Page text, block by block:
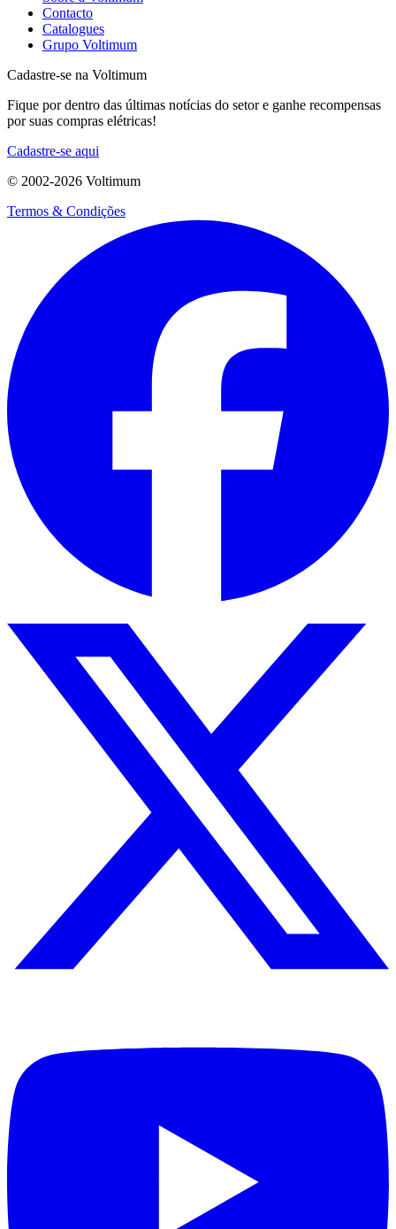
Contacto
Catalogues
Grupo Voltimum
Cadastre-se na Voltimum
Fique por dentro das últimas notícias do setor e ganhe recompensas
por suas compras elétricas!
Cadastre-se aqui
© 2002-2026 Voltimum
Termos & Condições